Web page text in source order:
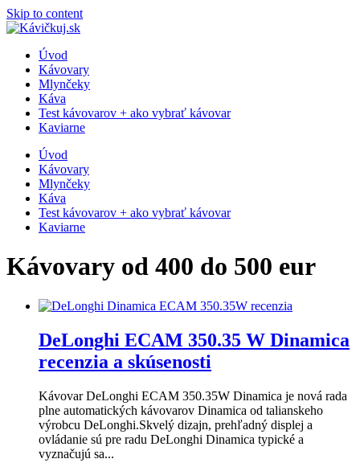
Skip to content
Úvod
Kávovary
Mlynčeky
Káva
Test kávovarov + ako vybrať kávovar
Kaviarne
Úvod
Kávovary
Mlynčeky
Káva
Test kávovarov + ako vybrať kávovar
Kaviarne
Kávovary od 400 do 500 eur
DeLonghi ECAM 350.35 W Dinamica
recenzia a skúsenosti
Kávovar DeLonghi ECAM 350.35W Dinamica je nová rada
plne automatických kávovarov Dinamica od talianskeho
výrobcu DeLonghi.Skvelý dizajn, prehľadný displej a
ovládanie sú pre radu DeLonghi Dinamica typické a
vyznačujú sa...